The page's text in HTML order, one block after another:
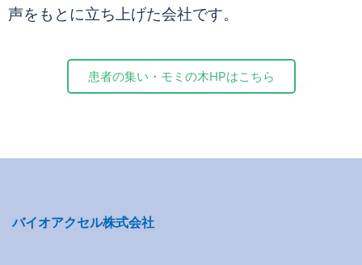
声をもとに立ち上げた会社です。
患者の集い・モミの木HPはこちら
バイオアクセル株式会社